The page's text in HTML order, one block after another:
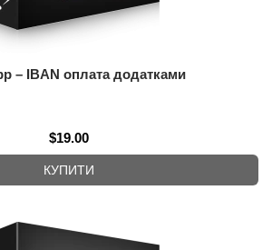
– IBAN оплата додатками
$19.00
КУПИТИ